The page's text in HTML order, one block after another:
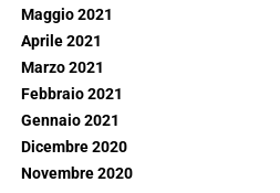
Maggio 2021
Aprile 2021
Marzo 2021
Febbraio 2021
Gennaio 2021
Dicembre 2020
Novembre 2020